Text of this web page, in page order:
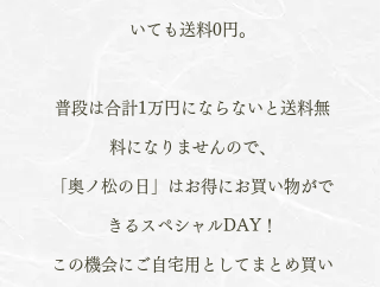
いても送料0円。
普段は合計1万円にならないと送料無
料になりませんので、
「奥ノ松の日」はお得にお買い物がで
きるスペシャルDAY！
この機会にご自宅用としてまとめ買い